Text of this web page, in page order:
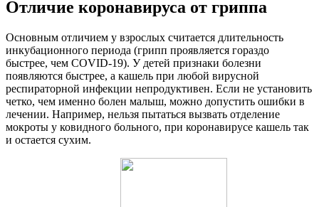
Отличие коронавируса от гриппа
Основным отличием у взрослых считается длительность
инкубационного периода (грипп проявляется гораздо
быстрее, чем COVID-19). У детей признаки болезни
появляются быстрее, а кашель при любой вирусной
респираторной инфекции непродуктивен. Если не установить
четко, чем именно болен малыш, можно допустить ошибки в
лечении. Например, нельзя пытаться вызвать отделение
мокроты у ковидного больного, при коронавирусе кашель так
и остается сухим.